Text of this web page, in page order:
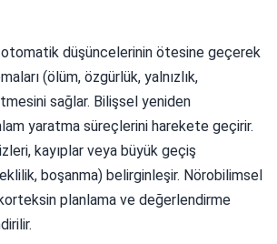
otomatik düşüncelerinin ötesine geçerek
(ölüm, özgürlük, yalnızlık,
sağlar. Bilişsel yeniden
yaratma süreçlerini harekete geçirir.
kayıplar veya büyük geçiş
boşanma) belirginleşir. Nörobilimsel
planlama ve değerlendirme